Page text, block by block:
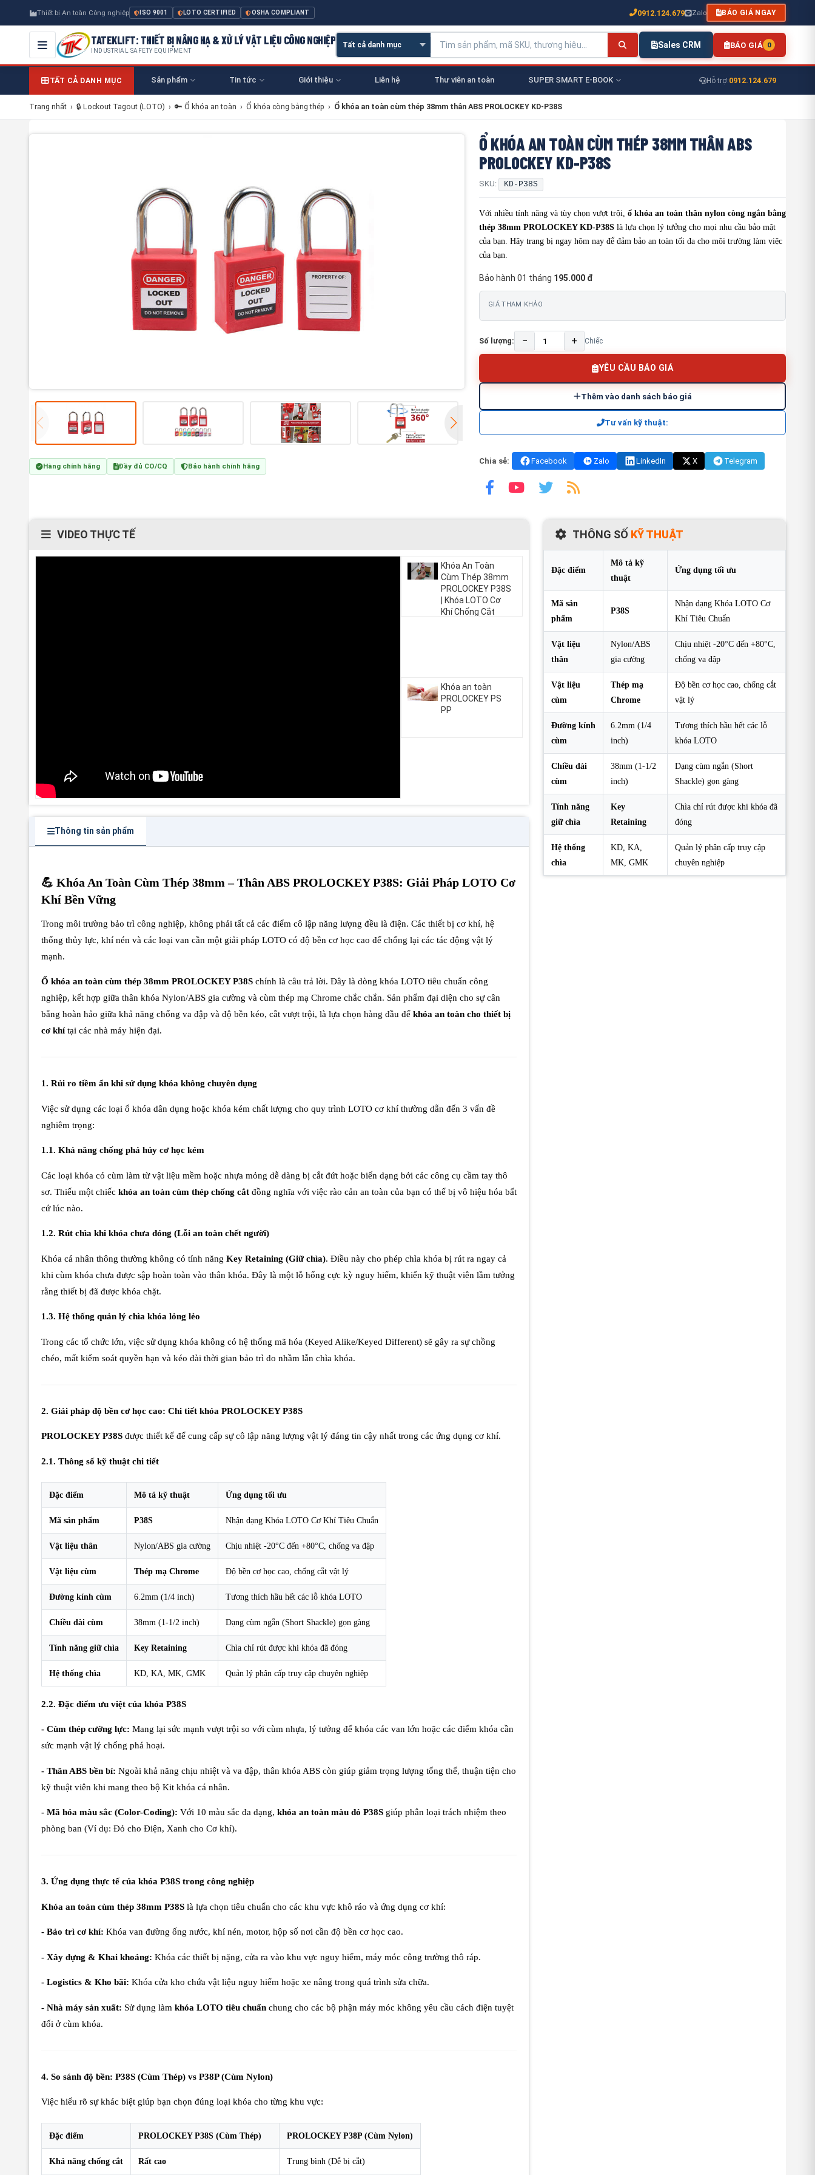
Thiết bị An toàn Công nghiệp ISO 9001 LOTO CERTIFIED OSHA COMPLIANT 0912.124.679 Zalo BÁO GIÁ NGAY
TATEKLIFT: THIẾT BỊ NÂNG HẠ & XỬ LÝ VẬT LIỆU CÔNG NGHIỆP
INDUSTRIAL SAFETY EQUIPMENT
Sales CRM BÁO GIÁ 0
TẤT CẢ DANH MỤC Sản phẩm Tin tức Giới thiệu Liên hệ Thư viên an toàn SUPER SMART E-BOOK Hỗ trợ:0912.124.679
Trang nhất › 🔒 Lockout Tagout (LOTO) › 🔑 Ổ khóa an toàn › Ổ khóa còng bằng thép › Ổ khóa an toàn cùm thép 38mm thân ABS PROLOCKEY KD-P38S
Hàng chính hãng Đầy đủ CO/CQ Bảo hành chính hãng
Ổ KHÓA AN TOÀN CÙM THÉP 38MM THÂN ABS
PROLOCKEY KD-P38S
SKU: KD-P38S
Với nhiều tính năng và tùy chọn vượt trội, ổ khóa an toàn thân nylon còng ngắn bằng
thép 38mm PROLOCKEY KD-P38S là lựa chọn lý tưởng cho mọi nhu cầu bảo mật
của bạn. Hãy trang bị ngay hôm nay để đảm bảo an toàn tối đa cho môi trường làm việc
của bạn.
Bảo hành 01 tháng 195.000 đ
GIÁ THAM KHẢO
Số lượng: − + Chiếc
YÊU CẦU BÁO GIÁ
Thêm vào danh sách báo giá
Tư vấn kỹ thuật:
Chia sẻ: Facebook Zalo LinkedIn X Telegram
VIDEO THỰC TẾ
Khóa An Toàn
Cùm Thép 38mm
PROLOCKEY P38S
| Khóa LOTO Cơ
Khí Chống Cắt
Khóa an toàn
PROLOCKEY PS
PP
Thông tin sản phẩm
💪 Khóa An Toàn Cùm Thép 38mm – Thân ABS PROLOCKEY P38S: Giải Pháp LOTO Cơ
Khí Bền Vững
Trong môi trường bảo trì công nghiệp, không phải tất cả các điểm cô lập năng lượng đều là điện. Các thiết bị cơ khí, hệ
thống thủy lực, khí nén và các loại van cần một giải pháp LOTO có độ bền cơ học cao để chống lại các tác động vật lý
mạnh.
Ổ khóa an toàn cùm thép 38mm PROLOCKEY P38S chính là câu trả lời. Đây là dòng khóa LOTO tiêu chuẩn công
nghiệp, kết hợp giữa thân khóa Nylon/ABS gia cường và cùm thép mạ Chrome chắc chắn. Sản phẩm đại diện cho sự cân
bằng hoàn hảo giữa khả năng chống va đập và độ bền kéo, cắt vượt trội, là lựa chọn hàng đầu để khóa an toàn cho thiết bị
cơ khítại các nhà máy hiện đại.
1. Rủi ro tiềm ẩn khi sử dụng khóa không chuyên dụng
Việc sử dụng các loại ổ khóa dân dụng hoặc khóa kém chất lượng cho quy trình LOTO cơ khí thường dẫn đến 3 vấn đề
nghiêm trọng:
1.1. Khả năng chống phá hủy cơ học kém
Các loại khóa có cùm làm từ vật liệu mềm hoặc nhựa mỏng dễ dàng bị cắt đứt hoặc biến dạng bởi các công cụ cầm tay thô
sơ. Thiếu một chiếc khóa an toàn cùm thép chống cắt đồng nghĩa với việc rào cản an toàn của bạn có thể bị vô hiệu hóa bất
cứ lúc nào.
1.2. Rút chìa khi khóa chưa đóng (Lỗi an toàn chết người)
Khóa cá nhân thông thường không có tính năng Key Retaining (Giữ chìa). Điều này cho phép chìa khóa bị rút ra ngay cả
khi cùm khóa chưa được sập hoàn toàn vào thân khóa. Đây là một lỗ hổng cực kỳ nguy hiểm, khiến kỹ thuật viên lầm tưởng
rằng thiết bị đã được khóa chặt.
1.3. Hệ thống quản lý chìa khóa lỏng lẻo
Trong các tổ chức lớn, việc sử dụng khóa không có hệ thống mã hóa (Keyed Alike/Keyed Different) sẽ gây ra sự chồng
chéo, mất kiểm soát quyền hạn và kéo dài thời gian bảo trì do nhầm lẫn chìa khóa.
2. Giải pháp độ bền cơ học cao: Chi tiết khóa PROLOCKEY P38S
PROLOCKEY P38S được thiết kế để cung cấp sự cô lập năng lượng vật lý đáng tin cậy nhất trong các ứng dụng cơ khí.
2.1. Thông số kỹ thuật chi tiết
Đặc điểm Mô tả kỹ thuật Ứng dụng tối ưu
Mã sản phẩm P38S Nhận dạng Khóa LOTO Cơ Khí Tiêu Chuẩn
Vật liệu thân Nylon/ABS gia cường Chịu nhiệt -20°C đến +80°C, chống va đập
Vật liệu cùm Thép mạ Chrome Độ bền cơ học cao, chống cắt vật lý
Đường kính cùm 6.2mm (1/4 inch) Tương thích hầu hết các lỗ khóa LOTO
Chiều dài cùm 38mm (1-1/2 inch) Dạng cùm ngắn (Short Shackle) gọn gàng
Tính năng giữ chìa Key Retaining Chìa chỉ rút được khi khóa đã đóng
Hệ thống chìa KD, KA, MK, GMK Quản lý phân cấp truy cập chuyên nghiệp
2.2. Đặc điểm ưu việt của khóa P38S
- Cùm thép cường lực: Mang lại sức mạnh vượt trội so với cùm nhựa, lý tưởng để khóa các van lớn hoặc các điểm khóa cần
sức mạnh vật lý chống phá hoại.
- Thân ABS bền bỉ: Ngoài khả năng chịu nhiệt và va đập, thân khóa ABS còn giúp giảm trọng lượng tổng thể, thuận tiện cho
kỹ thuật viên khi mang theo bộ Kit khóa cá nhân.
- Mã hóa màu sắc (Color-Coding): Với 10 màu sắc đa dạng, khóa an toàn màu đỏ P38S giúp phân loại trách nhiệm theo
phòng ban (Ví dụ: Đỏ cho Điện, Xanh cho Cơ khí).
3. Ứng dụng thực tế của khóa P38S trong công nghiệp
Khóa an toàn cùm thép 38mm P38S là lựa chọn tiêu chuẩn cho các khu vực khô ráo và ứng dụng cơ khí:
- Bảo trì cơ khí: Khóa van đường ống nước, khí nén, motor, hộp số nơi cần độ bền cơ học cao.
- Xây dựng & Khai khoáng: Khóa các thiết bị nặng, cửa ra vào khu vực nguy hiểm, máy móc công trường thô ráp.
- Logistics & Kho bãi: Khóa cửa kho chứa vật liệu nguy hiểm hoặc xe nâng trong quá trình sửa chữa.
- Nhà máy sản xuất: Sử dụng làm khóa LOTO tiêu chuẩn chung cho các bộ phận máy móc không yêu cầu cách điện tuyệt
đối ở cùm khóa.
4. So sánh độ bền: P38S (Cùm Thép) vs P38P (Cùm Nylon)
Việc hiểu rõ sự khác biệt giúp bạn chọn đúng loại khóa cho từng khu vực:
Đặc điểm PROLOCKEY P38S (Cùm Thép) PROLOCKEY P38P (Cùm Nylon)
Khả năng chống cắt Rất cao Trung bình (Dễ bị cắt)
THÔNG SỐ KỸ THUẬT
Đặc điểm
Mô tả kỹ
thuật
Ứng dụng tối ưu
Mã sản
phẩm
P38S
Nhận dạng Khóa LOTO Cơ
Khí Tiêu Chuẩn
Vật liệu
thân
Nylon/ABS
gia cường
Chịu nhiệt -20°C đến +80°C,
chống va đập
Vật liệu
cùm
Thép mạ
Chrome
Độ bền cơ học cao, chống cắt
vật lý
Đường kính
cùm
6.2mm (1/4
inch)
Tương thích hầu hết các lỗ
khóa LOTO
Chiều dài
cùm
38mm (1-1/2
inch)
Dạng cùm ngắn (Short
Shackle) gọn gàng
Tính năng
giữ chìa
Key
Retaining
Chìa chỉ rút được khi khóa đã
đóng
Hệ thống
chìa
KD, KA,
MK, GMK
Quản lý phân cấp truy cập
chuyên nghiệp